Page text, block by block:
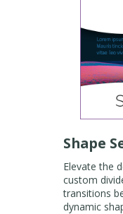
Shape
Elevate the
custom
transitions
dynamic